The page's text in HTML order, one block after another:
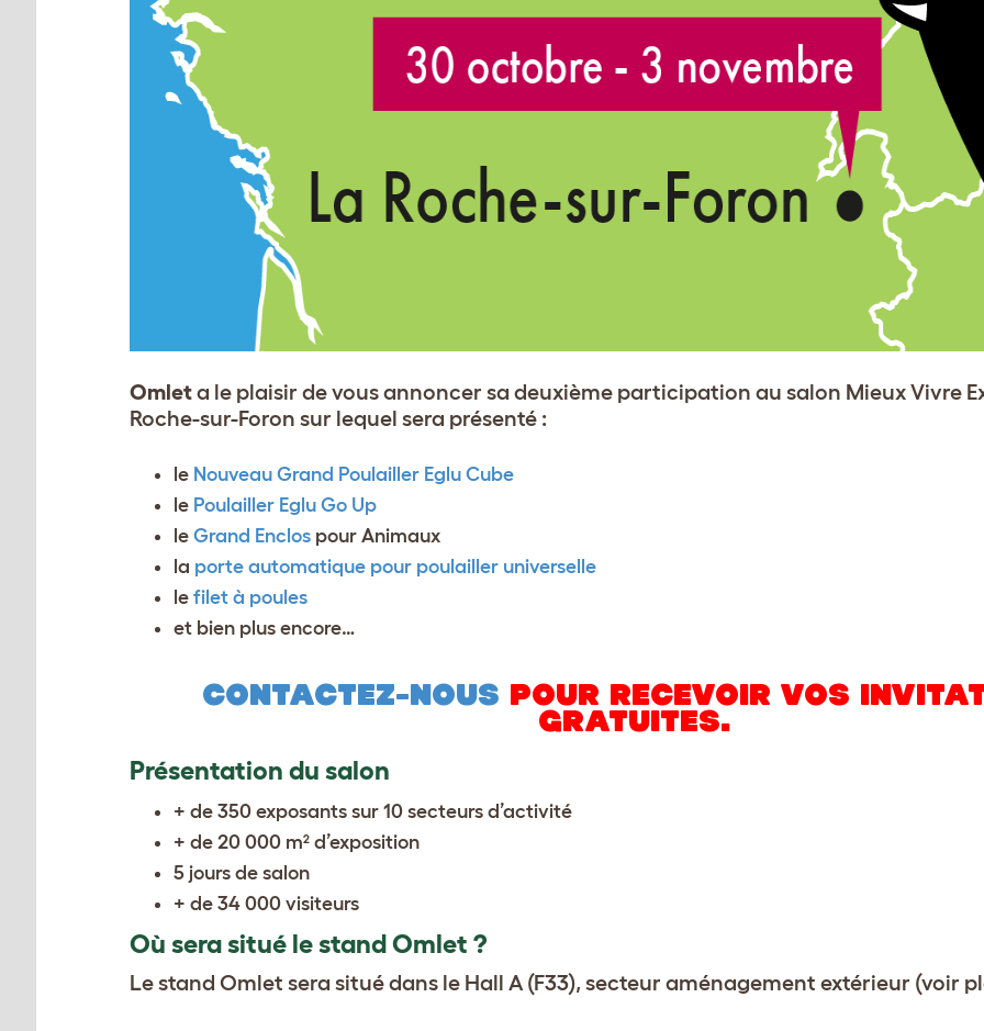
Omleta le plaisir de vous annoncer sa deuxième participation au salon Mieux Vivre
Roche-sur-Foron sur lequel sera présenté :
le Nouveau Grand Poulailler Eglu Cube
le Poulailler Eglu Go Up
le Grand Enclos pour Animaux
la porte automatique pour poulailler universelle
le filet à poules
et bien plus encore…
CONTACTEZ-NOUS POUR RECEVOIR VOS
GRATUITES.
Présentation du salon
+ de 350 exposants sur 10 secteurs d’activité
+ de 20 000 m² d’exposition
5 jours de salon
+ de 34 000 visiteurs
Où sera situé le stand Omlet ?
Le stand Omlet sera situé dans le Hall A (F33), secteur aménagement extérieur (voir